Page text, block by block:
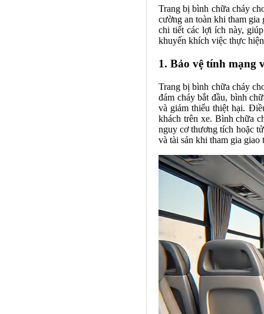
Trang bịbình chữa cháy
cường an toàn khi tham gia
chi tiết các lợi ích này,
khuyến khích việc thực
1. Bảo vệ tính mạng
Trang bị bình chữa cháy
đám cháy bắt đầu, bình
và giảm thiểu thiệt hại.
khách trên xe. Bình chữa
nguy cơ thương tích hoặc
và tài sản khi tham gia giao